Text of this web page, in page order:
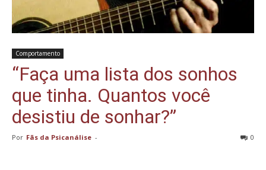
Comportamento
“Faça uma lista dos sonhos
que tinha. Quantos você
desistiu de sonhar?”
Por Fãs da Psicanálise - 0